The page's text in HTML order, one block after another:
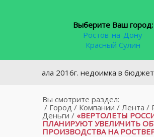
Выберите Ваш город:
Ростов-на-Дону
Красный Сулин
начала 2016г. недоимка в бюджет
Вы смотрите раздел:
/ Город/ Компании / Лента /
Деньги / «ВЕРТОЛЕТЫ
ПЛАНИРУЮТ УВЕЛИЧИТЬ
ПРОИЗВОДСТВА НА